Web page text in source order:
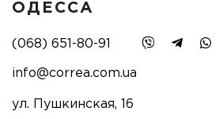
ОДЕССА
(068) 651-80-91
info@correa.com.ua
ул. Пушкинская, 16